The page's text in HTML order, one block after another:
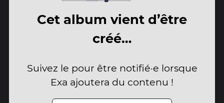
Cet album vient d’être
créé…
Suivez le pour être notifié·e lorsque
Exa ajoutera du contenu !